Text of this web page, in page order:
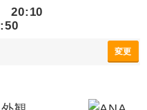
20:10
変更